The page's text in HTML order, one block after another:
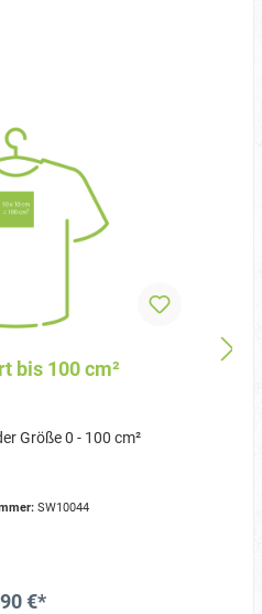
bis 100 cm²
Druckkosten in der Größe 0 - 100 cm²
SW10044
€*